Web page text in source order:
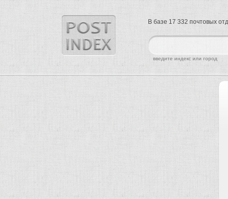
найти
введите индекс или город
В базе 17 332 почтовых